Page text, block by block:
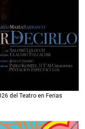
del Teatro en Ferias